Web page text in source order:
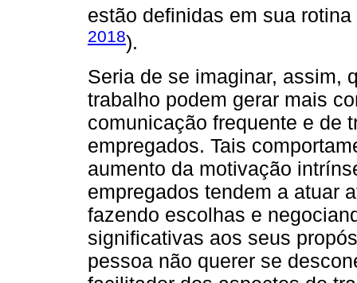
estão definidas em sua rotina
2018).
Seria de se imaginar, assim,
trabalho podem gerar mais
comunicação frequente e de
empregados. Tais
aumento da motivação
empregados tendem a atuar
fazendo escolhas e
significativas aos seus
pessoa não querer se